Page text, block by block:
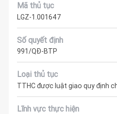
Mã thủ tục
LGZ-1.001647
Số quyết định
991/QĐ-BTP
Loại thủ tục
TTHC được luật giao quy định
Lĩnh vực thực hiện